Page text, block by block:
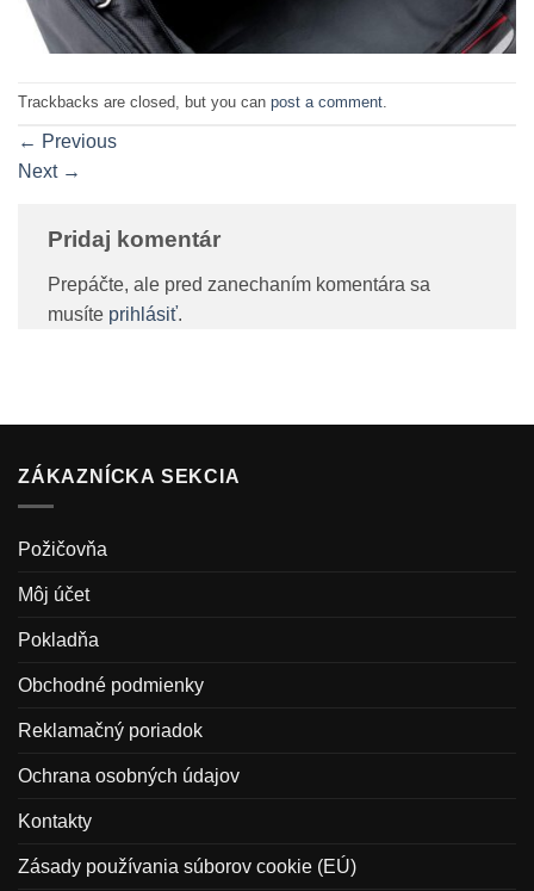
Trackbacks are closed, but you can post a comment.
← Previous
Next →
Pridaj komentár
Prepáčte, ale pred zanechaním komentára sa
musíte prihlásiť.
ZÁKAZNÍCKA SEKCIA
Požičovňa
Môj účet
Pokladňa
Obchodné podmienky
Reklamačný poriadok
Ochrana osobných údajov
Kontakty
Zásady používania súborov cookie (EÚ)